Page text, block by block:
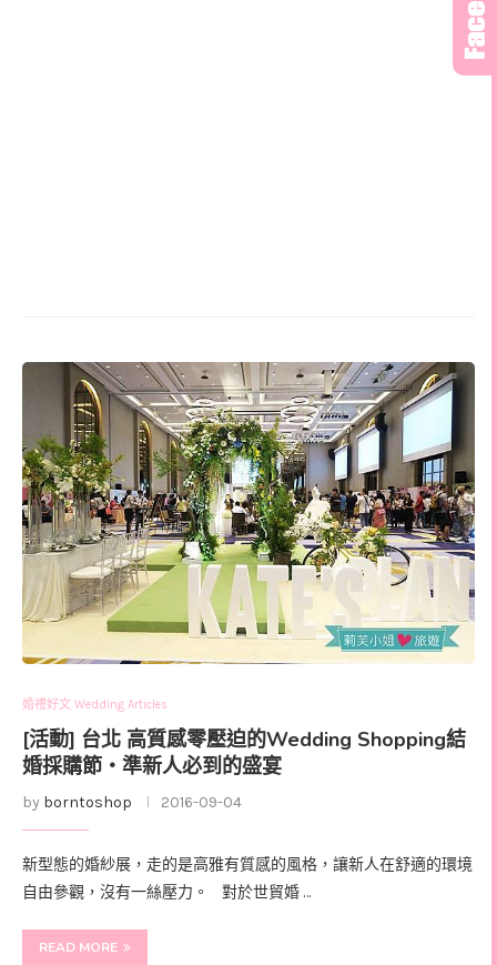
婚禮好文 Wedding Articles
[活動] 台北 高質感零壓迫的Wedding Shopping結
婚採購節‧準新人必到的盛宴
by borntoshop 2016-09-04
新型態的婚紗展，走的是高雅有質感的風格，讓新人在舒適的環境
自由參觀，沒有一絲壓力。 對於世貿婚 …
READ MORE